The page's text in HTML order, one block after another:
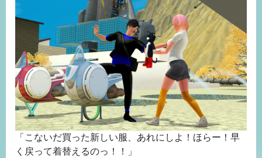
「こないだ買った新しい服、あれにしよ！ほらー！早
く戻って着替えるのっ！！」